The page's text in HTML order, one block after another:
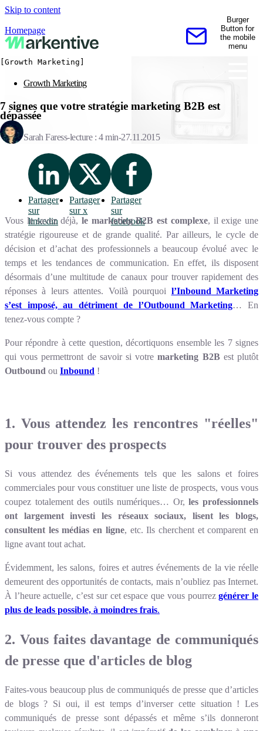
Skip to content
Homepage
Contactez-nous
Burger
Button for
the mobile
menu
[Growth Marketing]
Growth Marketing
7 signes que votre stratégie marketing B2B est
dépassée
Sarah Faress lecture : 4 min 27.11.2015
Partager
sur
linkedin
Partager
sur x
Partager
sur
facebook
Vous le savez déjà, le marketing B2B est complexe, il exige une
stratégie rigoureuse et de grande qualité. Par ailleurs, le cycle de
décision et d’achat des professionnels a beaucoup évolué avec le
temps et les tendances de communication. En effet, ils disposent
désormais d’une multitude de canaux pour trouver rapidement des
réponses à leurs attentes. Voilà pourquoi l’Inbound Marketing
s’est imposé, au détriment de l’Outbound Marketing… En
tenez-vous compte ?
Pour répondre à cette question, décortiquons ensemble les 7 signes
qui vous permettront de savoir si votremarketing B2Best plutôt
Outbound ou Inbound !
1. Vous attendez les rencontres "réelles"
pour trouver des prospects
Si vous attendez des événements tels que les salons et foires
commerciales pour vous constituer une liste de prospects, vous vous
coupez totalement des outils numériques… Or,les professionnels
ont largement investi les réseaux sociaux, lisent les blogs,
consultent les médias en ligne, etc. Ils cherchent et comparent en
ligne avant tout achat.
Évidemment, les salons, foires et autres événements de la vie réelle
demeurent des opportunités de contacts, mais n’oubliez pas Internet.
À l’heure actuelle, c’est sur cet espace que vous pourrezgénérer le
plus de leads possible, à moindres frais.
2. Vous faites davantage de communiqués
de presse que d'articles de blog
Faites-vous beaucoup plus de communiqués de presse que d’articles
de blogs ? Si oui, il est temps d’inverser cette situation ! Les
communiqués de presse sont dépassés et même s’ils donneront